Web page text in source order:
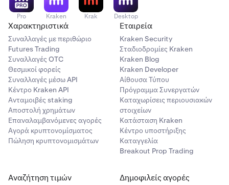
Pro Kraken Krak Desktop
Χαρακτηριστικά
Συναλλαγές με περιθώριο
Futures Trading
Συναλλαγές OTC
Θεσμικοί φορείς
Συναλλαγές μέσω API
Κέντρο Kraken API
Ανταμοιβές staking
Αποστολή χρημάτων
Επαναλαμβανόμενες αγορές
Αγορά κρυπτονομίσματος
Πώληση κρυπτονομισμάτων
Εταιρεία
Kraken Security
Σταδιοδρομίες Kraken
Kraken Blog
Kraken Developer
Αίθουσα Τύπου
Πρόγραμμα Συνεργατών
Καταχωρίσεις περιουσιακών
στοιχείων
Κατάσταση Kraken
Κέντρο υποστήριξης
Καταγγελία
Breakout Prop Trading
Αναζήτηση τιμών Δημοφιλείς αγορές